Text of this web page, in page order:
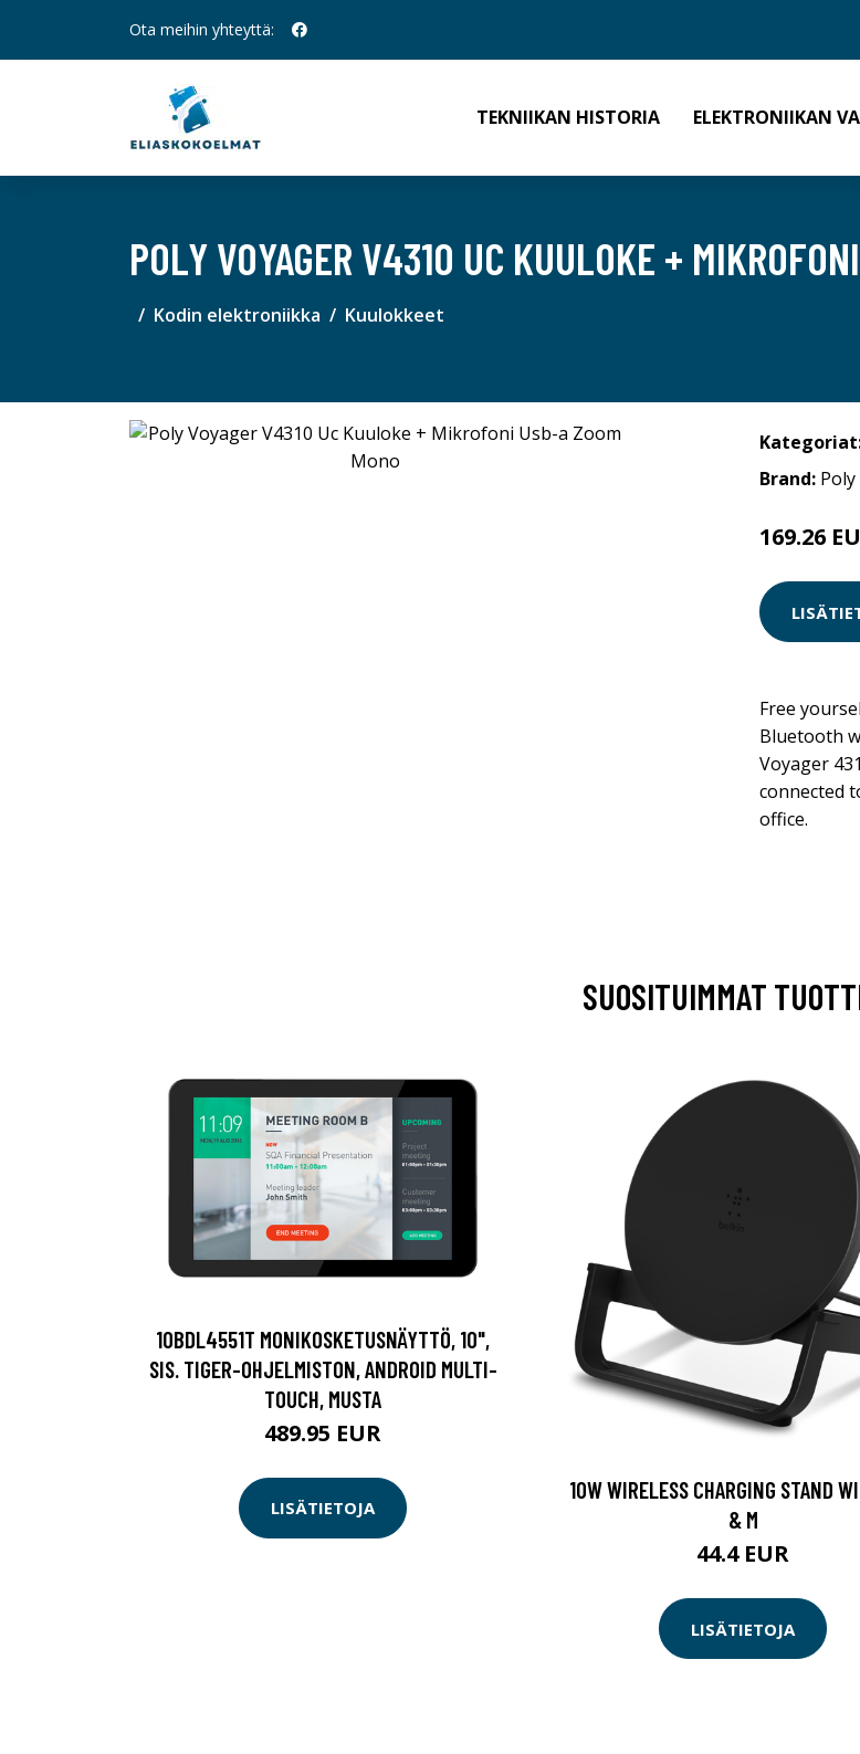
Ota meihin yhteyttä:
TEKNIIKAN HISTORIA ELEKTRONIIKAN
POLY VOYAGER V4310 UC KUULOKE +
Kodin elektroniikka Kuulokkeet
Brand: Poly
169.26
Free
Bluetooth
Voyager
connected
office.
SUOSITUIMMAT
10BDL4551T MONIKOSKETUSNÄYTTÖ, 10",
SIS. TIGER-OHJELMISTON, ANDROID MULTI-
TOUCH, MUSTA
489.95 EUR
LISÄTIETOJA
10W WIRELESS CHARGING STAND
& M
44.4 EUR
LISÄTIETOJA